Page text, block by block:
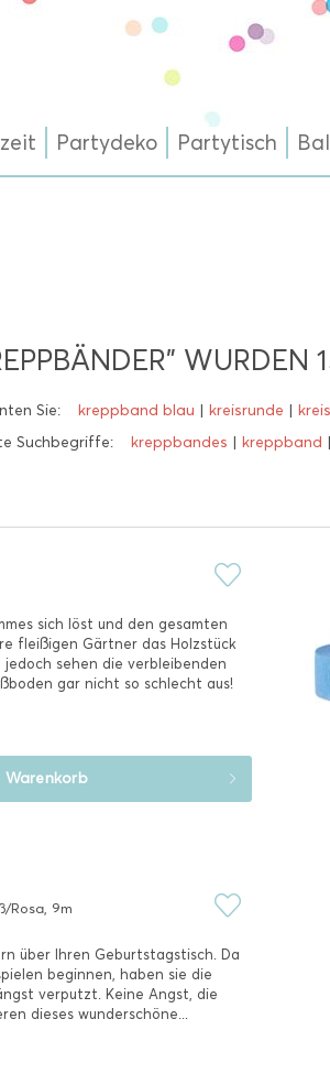
Partydeko Partytisch
WURDEN
Sie: kreppband blau | kreisrunde |
Suchbegriffe:
kreppbandes | kreppband |
sich löst und den gesamten
fleißigen Gärtner das Holzstück
jedoch sehen die verbleibenden
gar nicht so schlecht aus!
Warenkorb
Rosa, 9m
über Ihren Geburtstagstisch. Da
beginnen, haben sie die
verputzt. Keine Angst, die
dieses wunderschöne...